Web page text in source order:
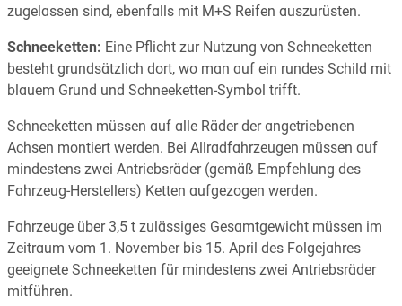
zugelassen sind, ebenfalls mit M+S Reifen auszurüsten.
Schneeketten: Eine Pflicht zur Nutzung von Schneeketten
besteht grundsätzlich dort, wo man auf ein rundes Schild mit
blauem Grund und Schneeketten-Symbol trifft.
Schneeketten müssen auf alle Räder der angetriebenen
Achsen montiert werden. Bei Allradfahrzeugen müssen auf
mindestens zwei Antriebsräder (gemäß Empfehlung des
Fahrzeug-Herstellers) Ketten aufgezogen werden.
Fahrzeuge über 3,5 t zulässiges Gesamtgewicht müssen im
Zeitraum vom 1. November bis 15. April des Folgejahres
geeignete Schneeketten für mindestens zwei Antriebsräder
mitführen.